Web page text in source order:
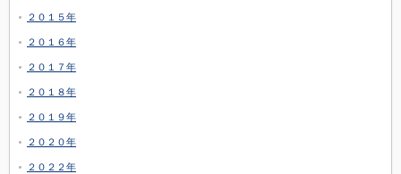
２０１５年
２０１６年
２０１７年
２０１８年
２０１９年
２０２０年
２０２２年